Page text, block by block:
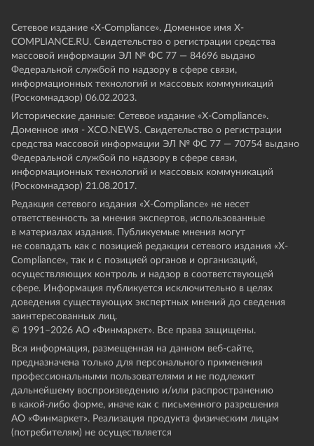
Сетевое издание «Х-Compliance». Доменное имя X-
COMPLIANCE.RU. Свидетельство о регистрации средства
массовой информации ЭЛ № ФС 77 — 84696 выдано
Федеральной службой по надзору в сфере связи,
информационных технологий и массовых коммуникаций
(Роскомнадзор) 06.02.2023.
Исторические данные: Сетевое издание «Х-Compliance».
Доменное имя - XCO.NEWS. Свидетельство о регистрации
средства массовой информации ЭЛ № ФС 77 — 70754 выдано
Федеральной службой по надзору в сфере связи,
информационных технологий и массовых коммуникаций
(Роскомнадзор) 21.08.2017.
Редакция сетевого издания «X-Compliance» не несет
ответственность за мнения экспертов, использованные
в материалах издания. Публикуемые мнения могут
не совпадать как с позицией редакции сетевого издания «X-
Compliance», так и с позицией органов и организаций,
осуществляющих контроль и надзор в соответствующей
сфере. Информация публикуется исключительно в целях
доведения существующих экспертных мнений до сведения
заинтересованных лиц.
© 1991–2026 АО «Финмаркет». Все права защищены.
Вся информация, размещенная на данном веб-сайте,
предназначена только для персонального применения
профессиональными пользователями и не подлежит
дальнейшему воспроизведению и/или распространению
в какой-либо форме, иначе как с письменного разрешения
АО «Финмаркет». Реализация продукта физическим лицам
(потребителям) не осуществляется